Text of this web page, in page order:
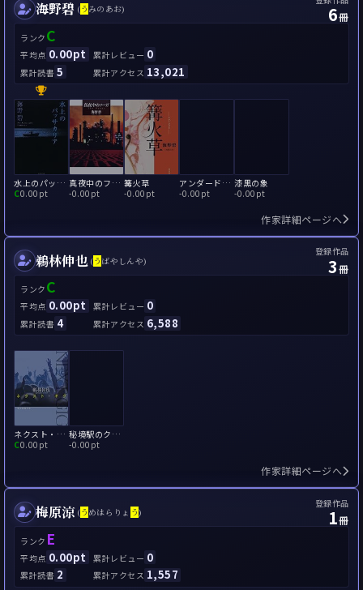
海野碧 (う みのあお) 6冊
ランク C
平均点 0.00pt 累計レビュー 0
累計読書 5 累計アクセス 13,021
水上のパッサカリア
C0.00pt
真夜中のフーガ
-0.00pt
篝火草
-0.00pt
アンダードッグ
-0.00pt
漆黒の象
-0.00pt
作家詳細ページへ
鵜林伸也 (う ばやしんや)
登録作品
3冊
ランク C
平均点 0.00pt 累計レビュー 0
累計読書 4 累計アクセス 6,588
ネクスト・ギグ
C0.00pt
秘境駅のクローズド・サークル
-0.00pt
作家詳細ページへ
梅原涼 (う めはらりょ う)
登録作品
1冊
ランク E
平均点 0.00pt 累計レビュー 0
累計読書 2 累計アクセス 1,557